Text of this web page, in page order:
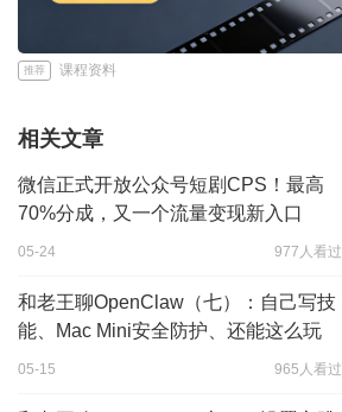
推荐 课程资料
相关文章
微信正式开放公众号短剧CPS！最高
70%分成，又一个流量变现新入口
05-24 977人看过
和老王聊OpenClaw（七）：自己写技
能、Mac Mini安全防护、还能这么玩
05-15 965人看过